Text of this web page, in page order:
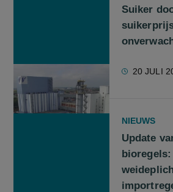
Suiker
20 JULI
NIEUWS
Update